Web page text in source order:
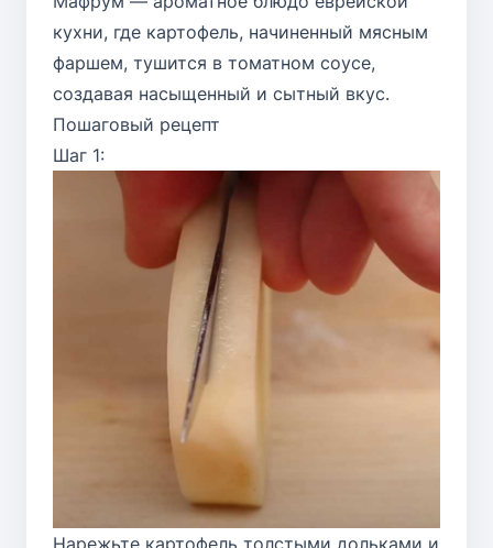
кухни, где картофель, начиненный мясным
фаршем, тушится в томатном соусе,
создавая насыщенный и сытный вкус.
Пошаговый рецепт
Шаг 1:
Нарежьте картофель толстыми дольками и